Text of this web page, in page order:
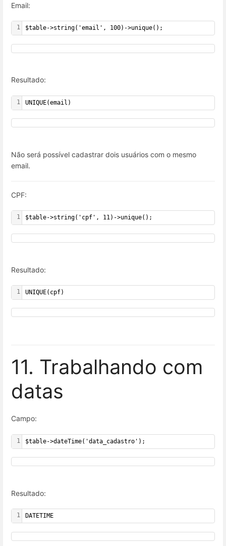
Email:
1 $table->string('email', 100)->unique();
Resultado:
1 UNIQUE(email)
Não será possível cadastrar dois usuários com o mesmo
email.
CPF:
1 $table->string('cpf', 11)->unique();
Resultado:
1 UNIQUE(cpf)
11. Trabalhando com
datas
Campo:
1 $table->dateTime('data_cadastro');
Resultado:
1 DATETIME